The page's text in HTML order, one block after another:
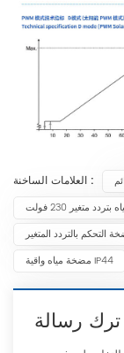
العلامات الساخنة :
متغير 230 فولت
مضخة مياه واقية IP44
ترك رسالة